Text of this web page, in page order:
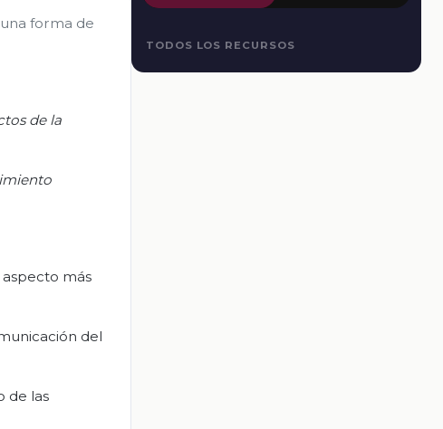
forma de
de la
más
del
de las
TODOS LOS RECURSOS